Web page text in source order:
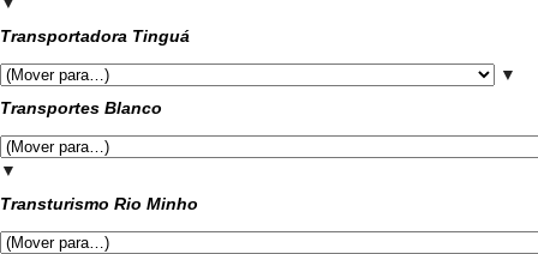
Transportadora Tinguá
▼
Transportes Blanco
▼
Transturismo Rio Minho